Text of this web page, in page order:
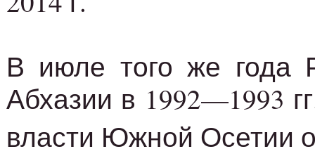
В июле того же года
Абхазии в 1992—1993
власти Южной Осетии